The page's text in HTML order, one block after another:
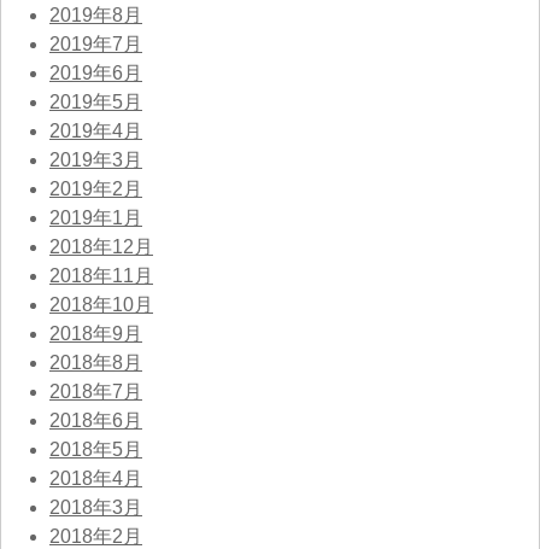
2019年8月
2019年7月
2019年6月
2019年5月
2019年4月
2019年3月
2019年2月
2019年1月
2018年12月
2018年11月
2018年10月
2018年9月
2018年8月
2018年7月
2018年6月
2018年5月
2018年4月
2018年3月
2018年2月